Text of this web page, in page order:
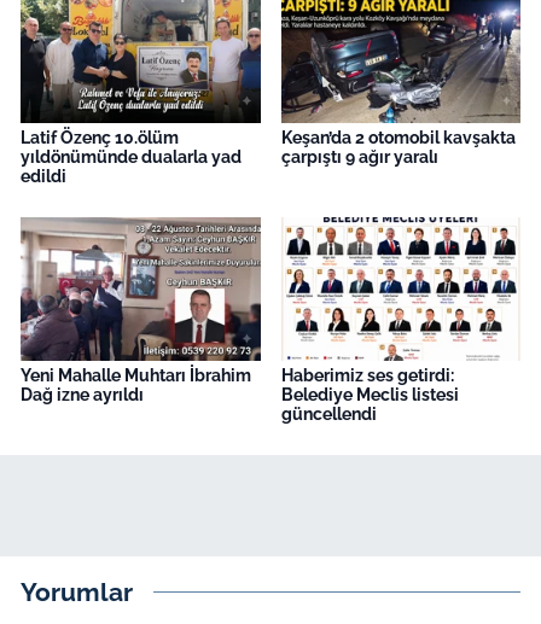
Latif Özenç 10.ölüm
yıldönümünde dualarla yad
edildi
Keşan’da 2 otomobil kavşakta
çarpıştı 9 ağır yaralı
Yeni Mahalle Muhtarı İbrahim
Dağ izne ayrıldı
Haberimiz ses getirdi:
Belediye Meclis listesi
güncellendi
Yorumlar